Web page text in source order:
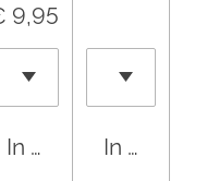
9,95
In winkelwagen
In